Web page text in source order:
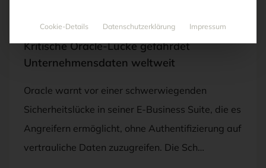
BEDROHUNGEN
Kritische Oracle-Lücke gefährdet
Unternehmensdaten weltweit
Oracle warnt vor einer schwerwiegenden
Sicherheitslücke in seiner E-Business Suite, die es
Angreifern ermöglicht, ohne Authentifizierung auf
vertrauliche Daten zuzugreifen. Die Sch…
Cookie-Details Datenschutzerklärung Impressum